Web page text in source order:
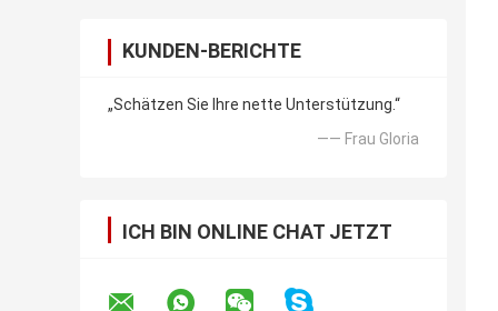
KUNDEN-BERICHTE
„Schätzen Sie Ihre nette Unterstützung.“
—— Frau Gloria
ICH BIN ONLINE CHAT JETZT